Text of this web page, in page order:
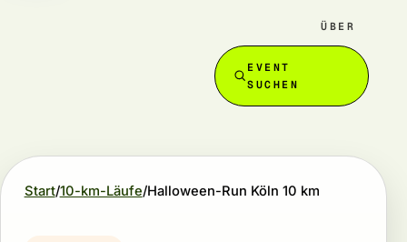
ÜBER
EVENT
SUCHEN
Start 10-km-Läufe Halloween-Run Köln 10 km